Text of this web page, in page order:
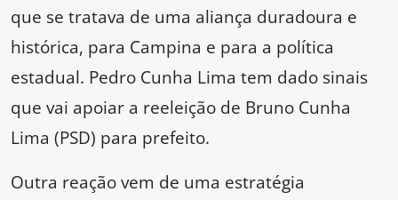
que se tratava de uma aliança duradoura e
histórica, para Campina e para a política
estadual. Pedro Cunha Lima tem dado sinais
que vai apoiar a reeleição de Bruno Cunha
Lima (PSD) para prefeito.
Outra reação vem de uma estratégia